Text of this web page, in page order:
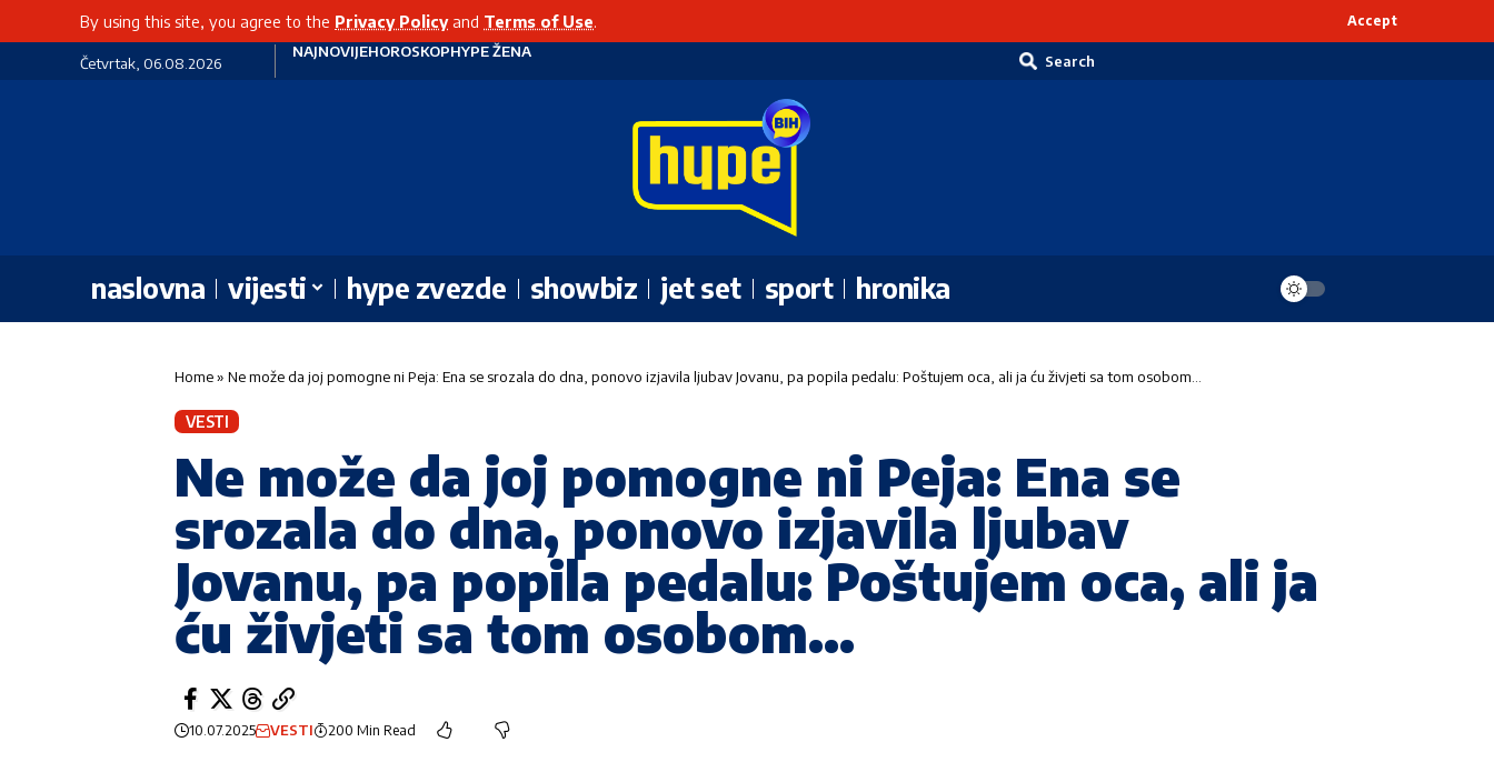
By using this site, you agree to the Privacy Policyand Terms of Use. Accept
Četvrtak, 06.08.2026
NAJNOVIJEHOROSKOPHYPE ŽENA
Search
naslovna vijesti hype zvezde showbiz jet set sport hronika
Home» Ne može da joj pomogne ni Peja: Ena se srozala do dna, ponovo izjavila ljubav Jovanu, pa popila pedalu: Poštujem oca, ali ja ću živjeti sa tom osobom…
VESTI
Ne može da joj pomogne ni Peja: Ena se
srozala do dna, ponovo izjavila ljubav
Jovanu, pa popila pedalu: Poštujem oca, ali ja
ću živjeti sa tom osobom…
10.07.2025 VESTI 200 Min Read